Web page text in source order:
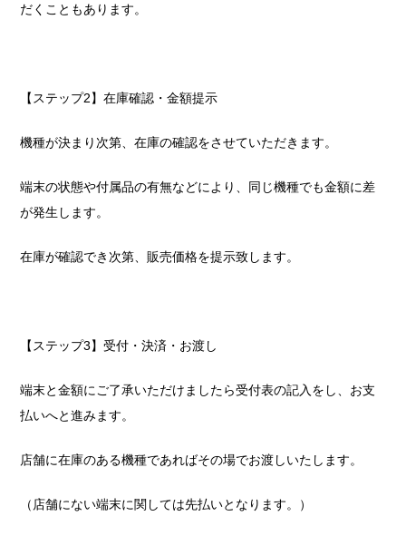
だくこともあります。
【ステップ2】在庫確認・金額提示
機種が決まり次第、在庫の確認をさせていただきます。
端末の状態や付属品の有無などにより、同じ機種でも金額に差
が発生します。
在庫が確認でき次第、販売価格を提示致します。
【ステップ3】受付・決済・お渡し
端末と金額にご了承いただけましたら受付表の記入をし、お支
払いへと進みます。
店舗に在庫のある機種であればその場でお渡しいたします。
（店舗にない端末に関しては先払いとなります。）